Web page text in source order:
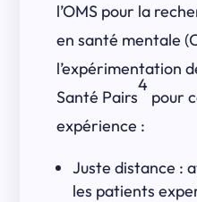
l’OMS pour la
en santé mentale
l’expérimentation
Santé Pairs
4
pour
expérience :
Juste distance :
les patients